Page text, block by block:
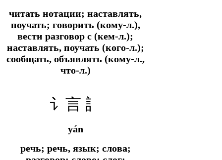
читать нотации; наставлять,
поучать; говорить (кому-л.),
вести разговор с (кем-л.);
наставлять, поучать (кого-л.);
сообщать, объявлять (кому-л.,
что-л.)
讠言 訁
yán
речь; речь, язык; слова;